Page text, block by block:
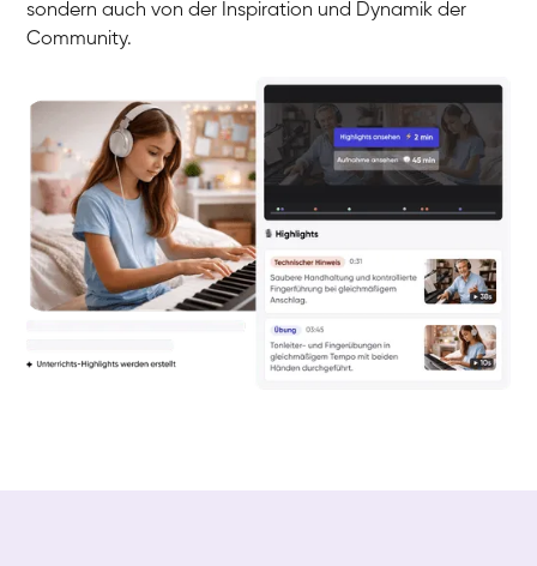
Yuna
Klavier / Piano / Flügel
Camilla
Klavier / Piano / Flügel
Negin
Klavier / Piano / Flügel
Katarzyna
Klavier / Piano / Flügel
sondern auch von der Inspiration und Dynamik der
Community.